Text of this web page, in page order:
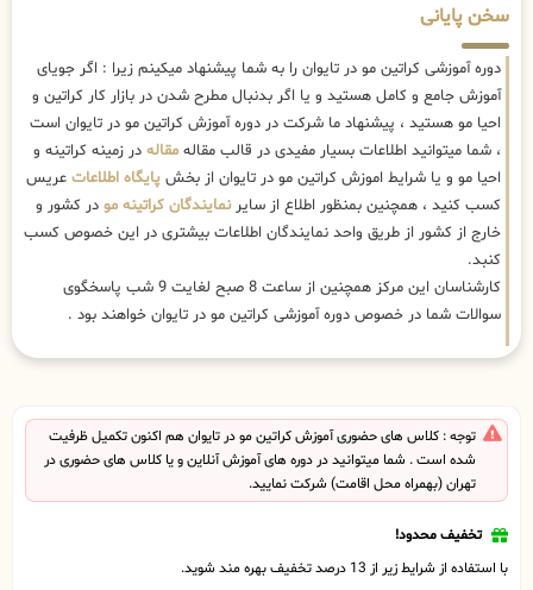
سخن پایانی
دوره آموزشی کراتین مو در تایوان را به شما پیشنهاد میکینم زیرا : اگر جویای
آموزش جامع و کامل هستید و یا اگر بدنبال مطرح شدن در بازار کار کراتین و
احیا مو هستید ، پیشنهاد ما شرکت در دوره آموزش کراتین مو در تایوان است
، شما میتوانید اطلاعات بسیار مفیدی در قالب مقاله مقاله در زمینه کراتینه و
احیا مو و یا شرایط اموزش کراتین مو در تایوان از بخش پایگاه اطلاعات عریس
کسب کنید ، همچنین بمنظور اطلاع از سایرنمایندگان کراتینه مو در کشور و
خارج از کشور از طریق واحد نمایندگان اطلاعات بیشتری در این خصوص کسب
کنبد.
کارشناسان این مرکز همچنین از ساعت 8 صبح لغایت 9 شب پاسخگوی
سوالات شما در خصوص دوره آموزشی کراتین مو در تایوان خواهند بود .
توجه : کلاس های حضوری آموزش کراتین مو در تایوان هم اکنون تکمیل ظرفیت
شده است . شما میتوانید در دوره های آموزش آنلاین و یا کلاس های حضوری در
تهران (بهمراه محل اقامت) شرکت نمایید.
تخفیف محدود!
با استفاده از شرایط زیر از 13 درصد تخفیف بهره مند شوید.